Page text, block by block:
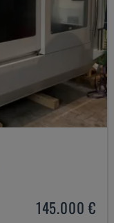
145.000 €